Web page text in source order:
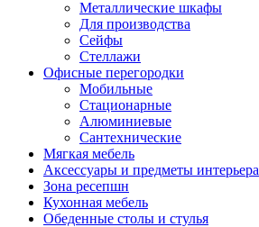
Металлические шкафы
Для производства
Сейфы
Стеллажи
Офисные перегородки
Мобильные
Стационарные
Алюминиевые
Сантехнические
Мягкая мебель
Аксессуары и предметы интерьера
Зона ресепшн
Кухонная мебель
Обеденные столы и стулья